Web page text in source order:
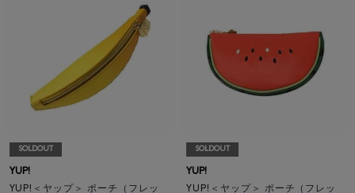
SOLDOUT
YUP!
YUP!＜ヤップ＞ ポーチ（フレッ
SOLDOUT
YUP!
YUP!＜ヤップ＞ ポーチ（フレッ